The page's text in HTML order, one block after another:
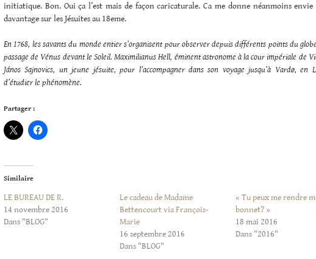
initiatique. Bon. Oui ça l’est mais de façon caricaturale. Ca me donne néanmoins envie
davantage sur les Jésuites au 18eme.
En 1768, les savants du monde entier s’organisent pour observer depuis différents points du
passage de Vénus devant le Soleil. Maximilianus Hell, éminent astronome à la cour impériale de
János Sajnovics, un jeune jésuite, pour l’accompagner dans son voyage jusqu’à Vardø, en
d’étudier le phénomène.
Partager :
Similaire
LE BUREAU DE R.
14 novembre 2016
Dans "BLOG"
Le cadeau de Madame
Bettencourt via François-
Marie
16 septembre 2016
Dans "BLOG"
« Tu peux me rendre
bonnet? »
18 mai 2016
Dans "2016"